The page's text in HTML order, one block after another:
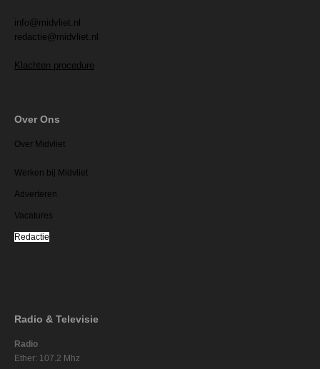
info@midvliet.nl
redactie@midvliet.nl
Klachten procedure
Over Ons
Over Midvliet
Werken bij Midvliet
Adverteren
Vacatures
Redactie
Radio & Televisie
Radio
Ether: 107.2 Mhz